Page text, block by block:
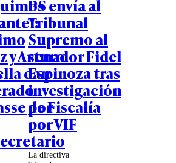
y Arturo
dan
por
PS envía al
Tribunal
Supremo al
senador Fidel
Espinoza tras
investigación
de Fiscalía
por VIF
La directiva